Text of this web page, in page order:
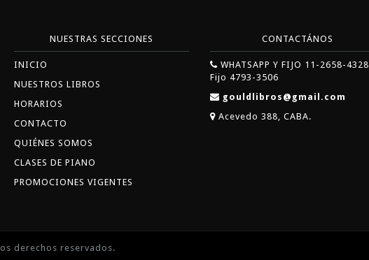
NUESTRAS SECCIONES
INICIO
NUESTROS LIBROS
HORARIOS
CONTACTO
QUIÉNES SOMOS
CLASES DE PIANO
PROMOCIONES VIGENTES
CONTACTÁNOS
WHATSAPP Y FIJO 11-2658-4328
Fijo 4793-3506
gouldlibros@gmail.com
Acevedo 388, CABA.
derechos reservados.